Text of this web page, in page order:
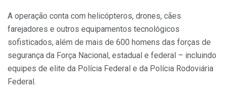
A operação conta com helicópteros, drones, cães
farejadores e outros equipamentos tecnológicos
sofisticados, além de mais de 600 homens das forças de
segurança da Força Nacional, estadual e federal – incluindo
equipes de elite da Polícia Federal e da Polícia Rodoviária
Federal.